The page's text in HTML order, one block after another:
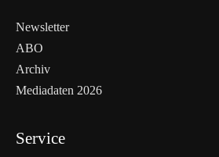
Newsletter
ABO
Archiv
Mediadaten 2026
Service